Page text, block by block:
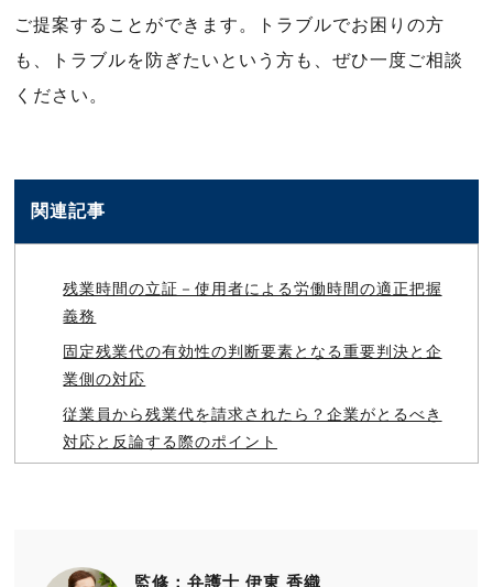
ご提案することができます。トラブルでお困りの方
も、トラブルを防ぎたいという方も、ぜひ一度ご相談
ください。
関連記事
残業時間の立証－使用者による労働時間の適正把握
義務
固定残業代の有効性の判断要素となる重要判決と企
業側の対応
従業員から残業代を請求されたら？企業がとるべき
対応と反論する際のポイント
賃金債権放棄
監修：弁護士 伊東 香織